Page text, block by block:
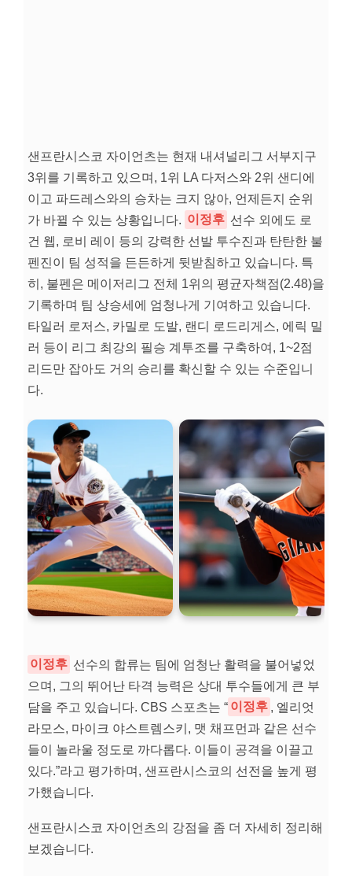
샌프란시스코 자이언츠는 현재 내셔널리그 서부지구
3위를 기록하고 있으며, 1위 LA 다저스와 2위 샌디에
이고 파드레스와의 승차는 크지 않아, 언제든지 순위
가 바뀔 수 있는 상황입니다. 이정후 선수 외에도 로
건 웹, 로비 레이 등의 강력한 선발 투수진과 탄탄한 불
펜진이 팀 성적을 든든하게 뒷받침하고 있습니다. 특
히, 불펜은 메이저리그 전체 1위의 평균자책점(2.48)을
기록하며 팀 상승세에 엄청나게 기여하고 있습니다.
타일러 로저스, 카밀로 도발, 랜디 로드리게스, 에릭 밀
러 등이 리그 최강의 필승 계투조를 구축하여, 1~2점
리드만 잡아도 거의 승리를 확신할 수 있는 수준입니
다.
이정후 선수의 합류는 팀에 엄청난 활력을 불어넣었
으며, 그의 뛰어난 타격 능력은 상대 투수들에게 큰 부
담을 주고 있습니다. CBS 스포츠는 “ 이정후 , 엘리엇
라모스, 마이크 야스트렘스키, 맷 채프먼과 같은 선수
들이 놀라울 정도로 까다롭다. 이들이 공격을 이끌고
있다.”라고 평가하며, 샌프란시스코의 선전을 높게 평
가했습니다.
샌프란시스코 자이언츠의 강점을 좀 더 자세히 정리해
보겠습니다.